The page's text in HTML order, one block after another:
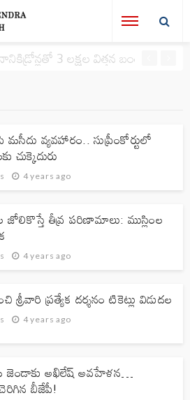
3 లక్షల విత్తన బంతుల చల్లింపు
వ్యవహారం.. సుప్రీంకోర్టులో
చుక్కెదురు
4 years ago
జోలికొస్తే తీవ్ర పరిణామాలు: ముస్లింల
4 years ago
శ్రీవారి ప్రత్యేక దర్శనం టికెట్లు విడుదల
4 years ago
అఖిలేష్ అవహేళన…
బీజేపీ!